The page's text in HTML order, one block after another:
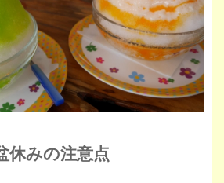
休みの注意点